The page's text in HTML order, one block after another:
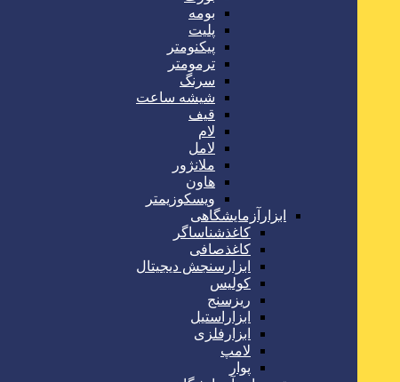
بومه
پلیت
پیکنومتر
ترمومتر
سرنگ
شیشه ساعت
قیف
لام
لامل
ملانژور
هاون
ویسکوزیمتر
ابزارآزمایشگاهی
کاغذشناساگر
کاغذصافی
ابزارسنجش دیجیتال
کولیس
ریزسنج
ابزاراستیل
ابزارفلزی
لامپ
پوار